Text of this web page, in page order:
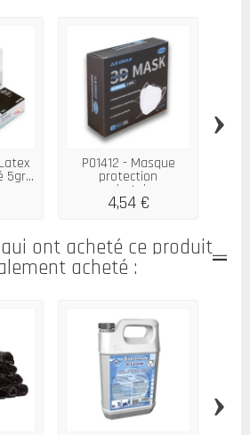
5gr...
P01412 - Masque
protection
respiratoire...
4,54 €
›
ont acheté ce produit
acheté :
›